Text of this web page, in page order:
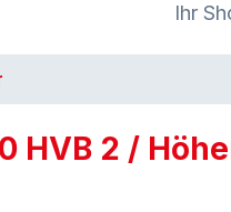
Ihr
HVB 2 /